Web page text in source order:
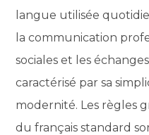
langue utilisée
la communication
sociales et les
caractérisé par sa
modernité. Les règles
du français standard